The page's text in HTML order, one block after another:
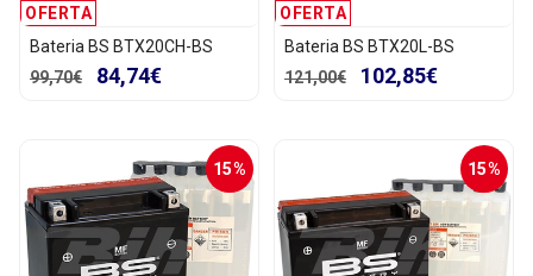
OFERTA
Bateria BS BTX20CH-BS
99,70€
84,74€
OFERTA
Bateria BS BTX20L-BS
121,00€
102,85€
15% 15%